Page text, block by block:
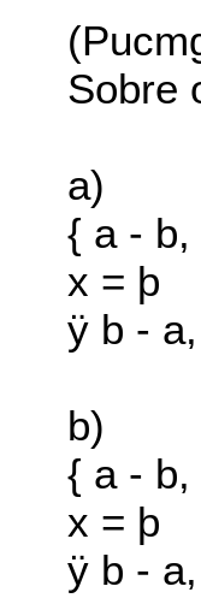
Sobre
a)
{ a - b,
x = þ
ÿ b -
b)
{ a - b,
x = þ
ÿ b -